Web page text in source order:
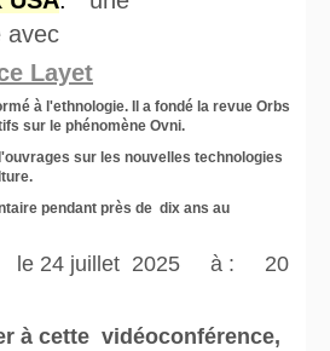
avec
Layet
à l'ethnologie. Il a fondé la revue Orbs
sur le phénomène Ovni.
sur les nouvelles technologies
pendant près de dix ans au
24 juillet 2025 à : 20
à cette vidéoconférence,